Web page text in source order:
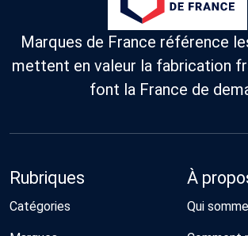
Marques de France référence
mettent en valeur la fabrication
font la France de
Rubriques
Catégories
À
Qui